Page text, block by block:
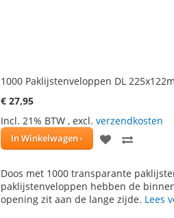
1000 Paklijstenveloppen DL
€ 27,95
Incl. 21% BTW , excl. verzendkosten
In Winkelwagen
VOEG
AANTE
Doos met 1000 transparante
paklijstenveloppen hebben de
opening zit aan de lange zijde. Lees